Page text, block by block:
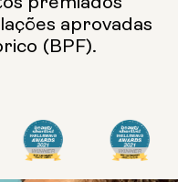
aprovadas
(BPF).